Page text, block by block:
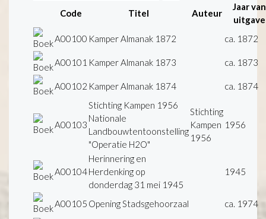
Code Titel Auteur
Jaar van
uitgave
A00100 Kamper Almanak 1872 ca. 1872
A00101 Kamper Almanak 1873 ca. 1873
A00102 Kamper Almanak 1874 ca. 1874
A00103
Stichting Kampen 1956
Nationale
Landbouwtentoonstelling
"Operatie H2O"
Stichting
Kampen
1956
1956
A00104
Herinnering en
Herdenking op
donderdag 31 mei 1945
1945
A00105 Opening Stadsgehoorzaal
ca. 1974